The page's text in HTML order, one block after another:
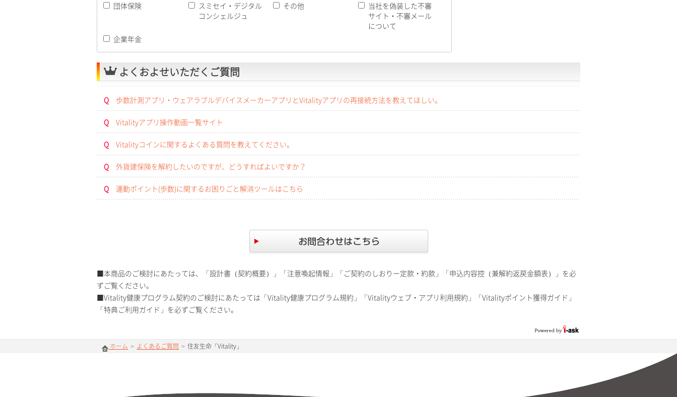
団体保険
スミセイ・デジタル
コンシェルジュ
その他
当社を偽装した不審
サイト・不審メール
について
企業年金
よくおよせいただくご質問
Q 歩数計測アプリ・ウェアラブルデバイスメーカーアプリとVitalityアプリの再接続方法を教えてほしい。
Q Vitalityアプリ操作動画一覧サイト
Q Vitalityコインに関するよくある質問を教えてください。
Q 外貨建保険を解約したいのですが、どうすればよいですか？
Q 運動ポイント(歩数)に関するお困りごと解消ツールはこちら
■本商品のご検討にあたっては、「設計書（契約概要）」「注意喚起情報」「ご契約のしおりー定款・約款」「申込内容控（兼解約返戻金額表）」を必
ずご覧ください。
■Vitality健康プログラム契約のご検討にあたっては「Vitality健康プログラム規約」「Vitalityウェブ・アプリ利用規約」「Vitalityポイント獲得ガイド」
「特典ご利用ガイド」を必ずご覧ください。
ホーム > よくあるご質問 > 住友生命「Vitality」